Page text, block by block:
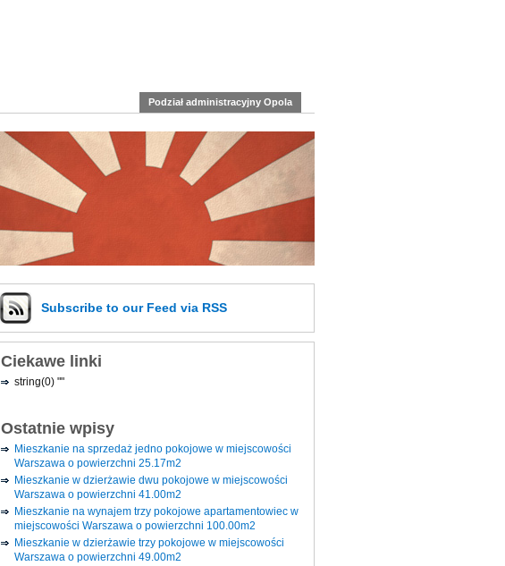
Podział administracyjny Opola
Subscribe to our Feed via RSS
Ciekawe linki
string(0) ""
Ostatnie wpisy
Mieszkanie na sprzedaż jedno pokojowe w miejscowości
Warszawa o powierzchni 25.17m2
Mieszkanie w dzierżawie dwu pokojowe w miejscowości
Warszawa o powierzchni 41.00m2
Mieszkanie na wynajem trzy pokojowe apartamentowiec w
miejscowości Warszawa o powierzchni 100.00m2
Mieszkanie w dzierżawie trzy pokojowe w miejscowości
Warszawa o powierzchni 49.00m2